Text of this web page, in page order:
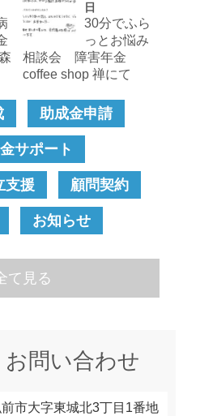
日
30分でふら
っとお悩み
相談会 障害年金
coffee shop 禅にて
助成金申請
サポート
支援 顧問契約
お知らせ
て見る
問い合わせ
市大字東城北3丁目1番地